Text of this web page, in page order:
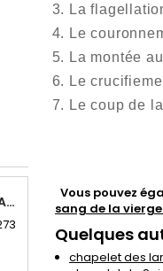
HUILE DE SAINT CHARBEL
La
Le
La montée
Le
Le coup de
Vous pouvez
sang de la
Quelques
chapelet des